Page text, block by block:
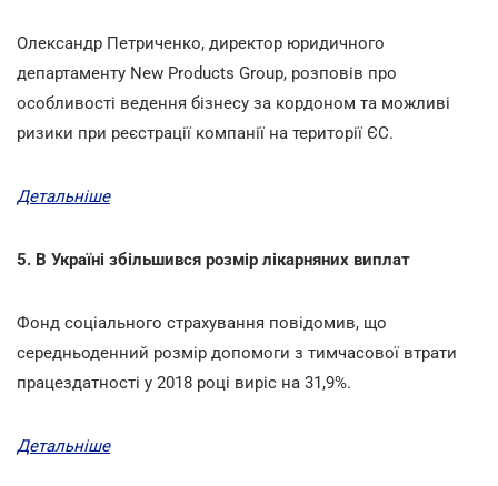
Олександр Петриченко, директор юридичного
департаменту New Products Group, розповів про
особливості ведення бізнесу за кордоном та можливі
ризики при реєстрації компанії на території ЄС.
Детальніше
5. В Україні збільшився розмір лікарняних виплат
Фонд соціального страхування повідомив, що
середньоденний розмір допомоги з тимчасової втрати
працездатності у 2018 році виріс на 31,9%.
Детальніше